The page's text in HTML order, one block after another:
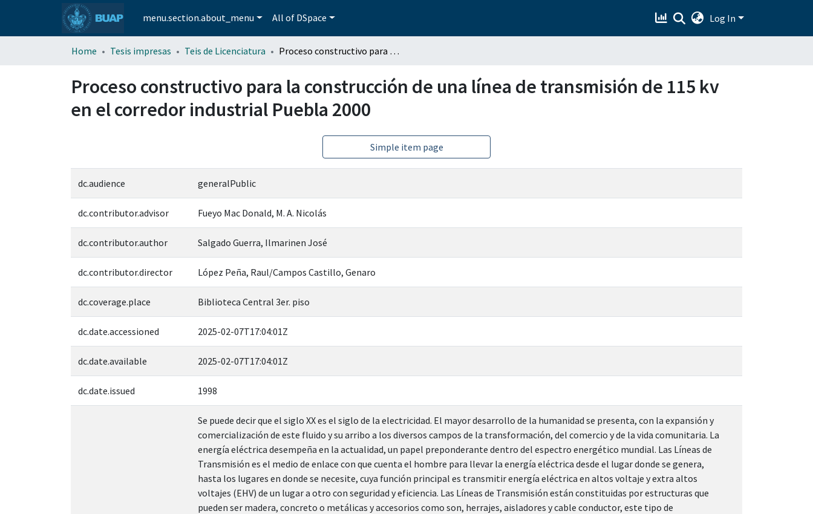
menu.section.about_menu All of DSpace Log In
Home Tesis impresas Teis de Licenciatura Proceso constructivo para la construcción de una línea de transmisión de 115 kv en el corredor industrial Puebla 2000
Proceso constructivo para la construcción de una línea de transmisión de 115 kv
en el corredor industrial Puebla 2000
Simple item page
dc.audience generalPublic
dc.contributor.advisor Fueyo Mac Donald, M. A. Nicolás
dc.contributor.author Salgado Guerra, Ilmarinen José
dc.contributor.director López Peña, Raul/Campos Castillo, Genaro
dc.coverage.place Biblioteca Central 3er. piso
dc.date.accessioned 2025-02-07T17:04:01Z
dc.date.available 2025-02-07T17:04:01Z
dc.date.issued 1998
Se puede decir que el siglo XX es el siglo de la electricidad. El mayor desarrollo de la humanidad se presenta, con la expansión y
comercialización de este fluido y su arribo a los diversos campos de la transformación, del comercio y de la vida comunitaria. La
energía eléctrica desempeña en la actualidad, un papel preponderante dentro del espectro energético mundial. Las Líneas de
Transmisión es el medio de enlace con que cuenta el hombre para llevar la energía eléctrica desde el lugar donde se genera,
hasta los lugares en donde se necesite, cuya función principal es transmitir energía eléctrica en altos voltaje y extra altos
voltajes (EHV) de un lugar a otro con seguridad y eficiencia. Las Líneas de Transmisión están constituidas por estructuras que
pueden ser madera, concreto o metálicas y accesorios como son, herrajes, aisladores y cable conductor, este tipo de